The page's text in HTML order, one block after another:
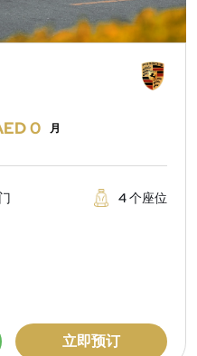
0 月
4 个座位
立即预订